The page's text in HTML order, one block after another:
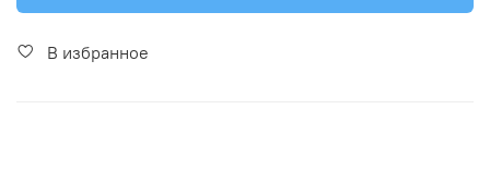
В избранное